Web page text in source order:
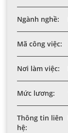
Ngành nghề:
Mã công việc:
Nơi làm việc:
Mức lương:
Thông tin liên
hệ: